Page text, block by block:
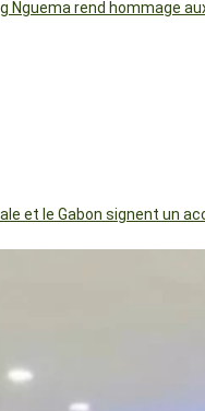
Nguema rend hommage
et le Gabon signent un